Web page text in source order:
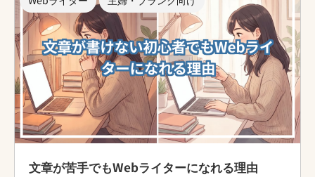
文章が苦手でもWebライターになれる理由